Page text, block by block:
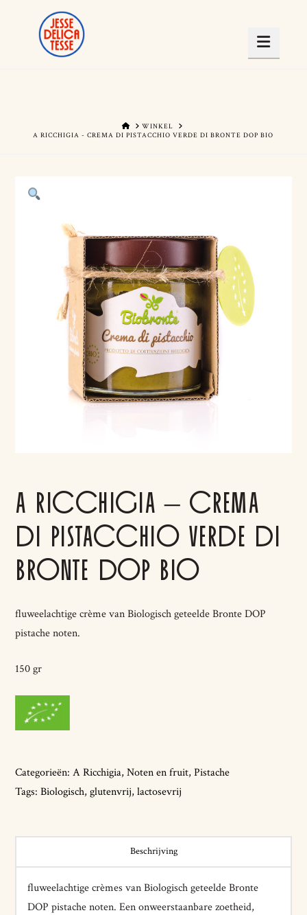
HOMEWINKEL
A RICCHIGIA - CREMA DI PISTACCHIO VERDE DI BRONTE DOP BIO
A RICCHIGIA – CREMA
DI PISTACCHIO VERDE DI
BRONTE DOP BIO
fluweelachtige crème van Biologisch geteelde Bronte DOP
pistache noten.
150 gr
Categorieën:A Ricchigia,Noten en fruit,Pistache
Tags:Biologisch,glutenvrij,lactosevrij
Beschrijving
fluweelachtige crèmes van Biologisch geteelde Bronte
DOP pistache noten. Een onweerstaanbare zoetheid,